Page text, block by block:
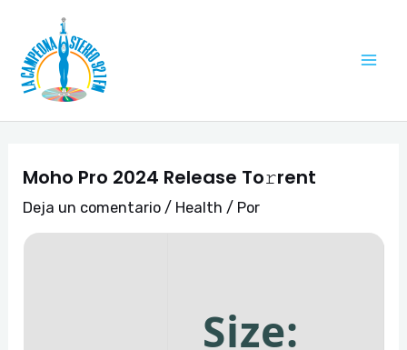
contenido
Moho Pro 2024 Release To𝚛rent
Deja un comentario / Health / Por
Size:
de
entradas